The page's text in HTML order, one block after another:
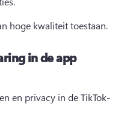
hoge kwaliteit toestaan.
in de app
en privacy in de TikTok-